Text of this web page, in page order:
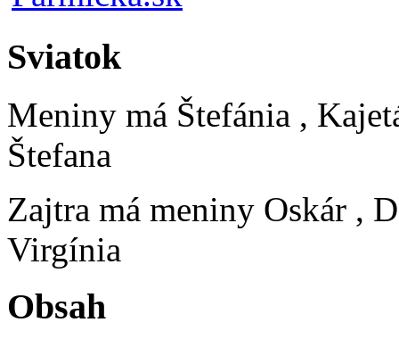
Sviatok
Meniny má Štefánia ,
Štefana
Zajtra má meniny Oskár ,
Virgínia
Obsah